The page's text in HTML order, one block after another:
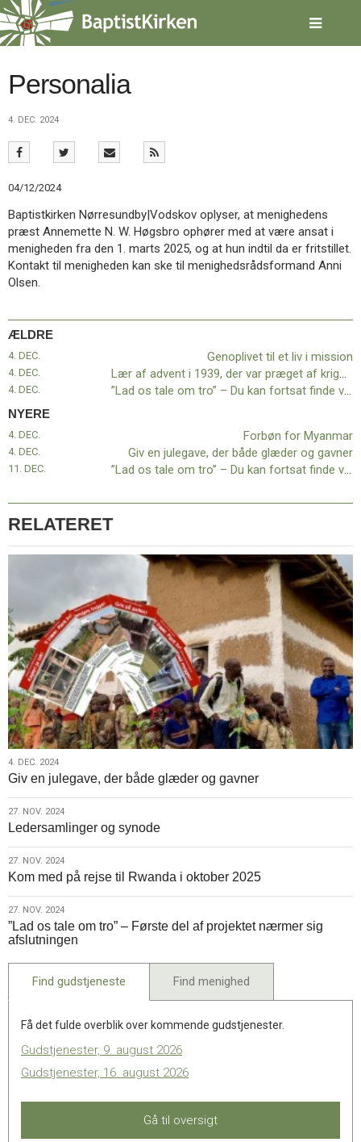
Spring
menu
over
gå
tilbage
forsiden
2.0:
Nyheder
3.0:
Kalender
4.0:
Inspiration
5.0:
Værktøjskassen
6.0:
Mission
7.0:
Om
9.0:
Forside
10.0:
Nyheder
11.0:
Kalender
12.0:
Inspiration
14.0:
Mission
15.0:
Om
BaptistKirken
16.0:
Kontakt
indlæg:
Forbøn
for
et
liv
mission
Personalia
4. DEC. 2024
04/12/2024
Baptistkirken Nørresundby|Vodskov oplyser, at menighedens
præst Annemette N. W. Høgsbro ophører med at være ansat i
menigheden fra den 1. marts 2025, og at hun indtil da er fritstillet.
Kontakt til menigheden kan ske til menighedsrådsformand Anni
Olsen.
ÆLDRE
4. DEC. Genoplivet til et liv i mission
4. DEC. Lær af advent i 1939, der var præget af krigslarm
4. DEC. ”Lad os tale om tro” – Du kan fortsat finde videoerne på nettet
NYERE
Forbøn for Myanmar
4. DEC.
Giv en julegave, der både glæder og gavner
4. DEC.
”Lad os tale om tro” – Du kan fortsat finde videoerne på nettet
11. DEC.
RELATERET
4.
dec.
2024
4. DEC. 2024
Giv en julegave, der både glæder og gavner
27.
nov.
2024
27. NOV. 2024
Ledersamlinger og synode
27.
nov.
2024
27. NOV. 2024
Kom med på rejse til Rwanda i oktober 2025
27.
nov.
2024
27. NOV. 2024
”Lad os tale om tro” – Første del af projektet nærmer sig
afslutningen
Find gudstjeneste Find menighed
Få det fulde overblik over kommende gudstjenester.
Gudstjenester, 9. august 2026
Gudstjenester, 16. august 2026
Gå til oversigt